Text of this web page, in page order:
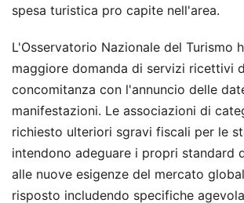
spesa turistica pro capite nell'area.
L'Osservatorio Nazionale del Turismo
maggiore domanda di servizi ricettivi
concomitanza con l'annuncio delle
manifestazioni. Le associazioni di
richiesto ulteriori sgravi fiscali per le
intendono adeguare i propri standard
alle nuove esigenze del mercato
risposto includendo specifiche